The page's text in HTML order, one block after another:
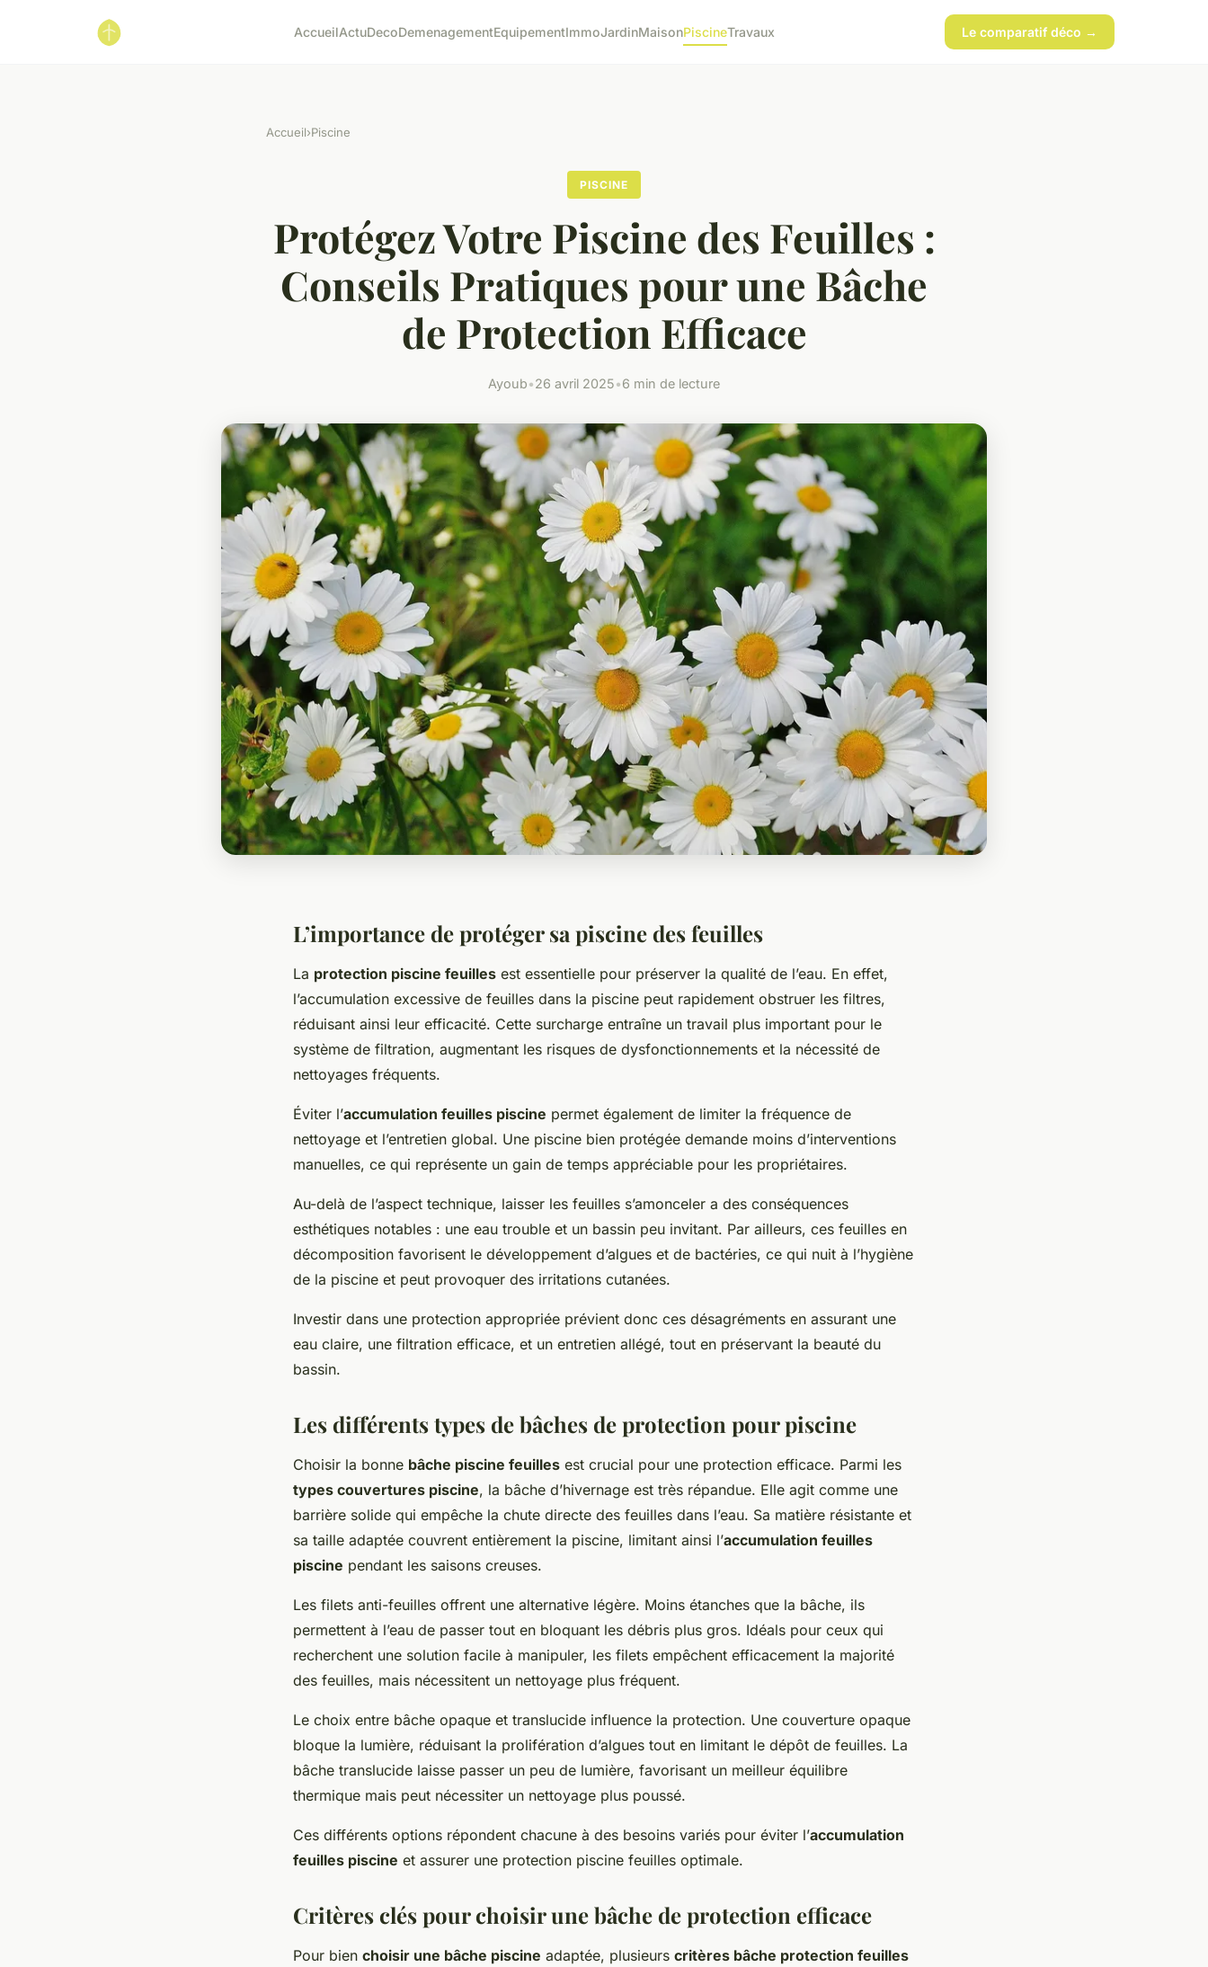
AccueilActuDecoDemenagementEquipementImmoJardinMaisonPiscineTravaux Le comparatif déco →
Accueil›Piscine
PISCINE
Protégez Votre Piscine des Feuilles :
Conseils Pratiques pour une Bâche
de Protection Efficace
Ayoub•26 avril 2025•6 min de lecture
L’importance de protéger sa piscine des feuilles
La protection piscine feuilles est essentielle pour préserver la qualité de l’eau. En effet,
l’accumulation excessive de feuilles dans la piscine peut rapidement obstruer les filtres,
réduisant ainsi leur efficacité. Cette surcharge entraîne un travail plus important pour le
système de filtration, augmentant les risques de dysfonctionnements et la nécessité de
nettoyages fréquents.
Éviter l’accumulation feuilles piscine permet également de limiter la fréquence de
nettoyage et l’entretien global. Une piscine bien protégée demande moins d’interventions
manuelles, ce qui représente un gain de temps appréciable pour les propriétaires.
Au-delà de l’aspect technique, laisser les feuilles s’amonceler a des conséquences
esthétiques notables : une eau trouble et un bassin peu invitant. Par ailleurs, ces feuilles en
décomposition favorisent le développement d’algues et de bactéries, ce qui nuit à l’hygiène
de la piscine et peut provoquer des irritations cutanées.
Investir dans une protection appropriée prévient donc ces désagréments en assurant une
eau claire, une filtration efficace, et un entretien allégé, tout en préservant la beauté du
bassin.
Les différents types de bâches de protection pour piscine
Choisir la bonne bâche piscine feuilles est crucial pour une protection efficace. Parmi les
types couvertures piscine, la bâche d’hivernage est très répandue. Elle agit comme une
barrière solide qui empêche la chute directe des feuilles dans l’eau. Sa matière résistante et
sa taille adaptée couvrent entièrement la piscine, limitant ainsi l’accumulation feuilles
piscine pendant les saisons creuses.
Les filets anti-feuilles offrent une alternative légère. Moins étanches que la bâche, ils
permettent à l’eau de passer tout en bloquant les débris plus gros. Idéals pour ceux qui
recherchent une solution facile à manipuler, les filets empêchent efficacement la majorité
des feuilles, mais nécessitent un nettoyage plus fréquent.
Le choix entre bâche opaque et translucide influence la protection. Une couverture opaque
bloque la lumière, réduisant la prolifération d’algues tout en limitant le dépôt de feuilles. La
bâche translucide laisse passer un peu de lumière, favorisant un meilleur équilibre
thermique mais peut nécessiter un nettoyage plus poussé.
Ces différents options répondent chacune à des besoins variés pour éviter l’accumulation
feuilles piscine et assurer une protection piscine feuilles optimale.
Critères clés pour choisir une bâche de protection efficace
Pour bien choisir une bâche piscine adaptée, plusieurs critères bâche protection feuilles